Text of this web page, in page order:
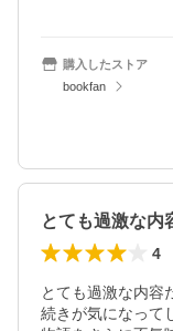
購入したストア
bookfan
4
とても過激な内容
続きが気になって